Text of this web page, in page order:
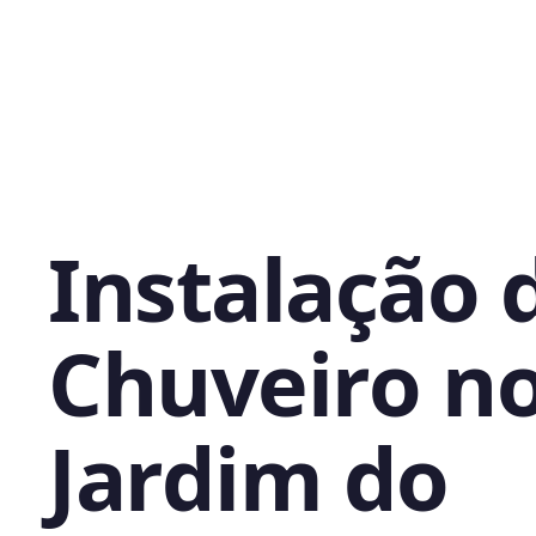
Instalação
Chuveiro
Jardim do